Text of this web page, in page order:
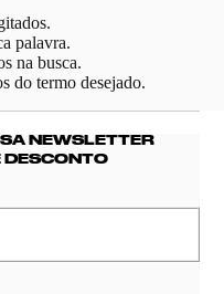
palavra.
na busca.
do termo desejado.
NEWSLETTER
DESCONTO